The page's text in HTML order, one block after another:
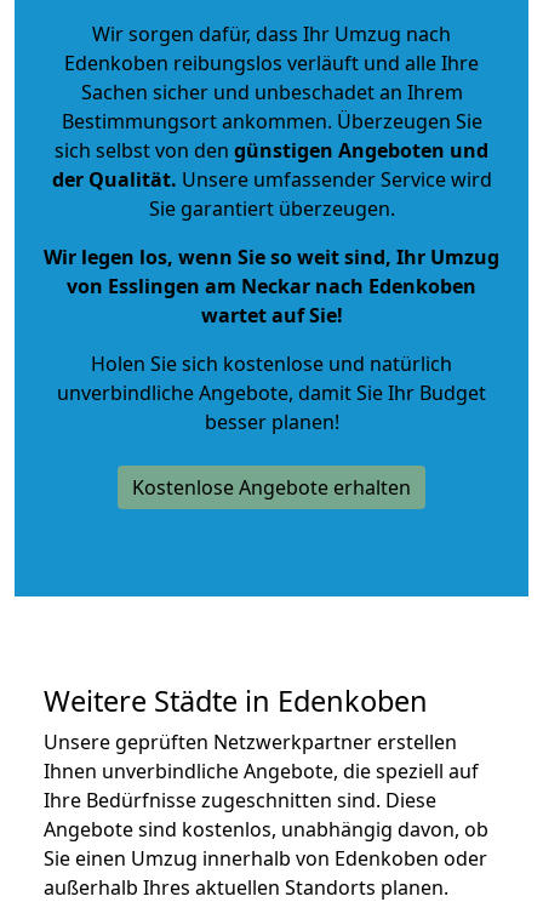
Wir sorgen dafür, dass Ihr Umzug nach
Edenkoben reibungslos verläuft und alle Ihre
Sachen sicher und unbeschadet an Ihrem
Bestimmungsort ankommen. Überzeugen Sie
sich selbst von den günstigen Angeboten und
der Qualität. Unsere umfassender Service wird
Sie garantiert überzeugen.
Wir legen los, wenn Sie so weit sind, Ihr Umzug
von Esslingen am Neckar nach Edenkoben
wartet auf Sie!
Holen Sie sich kostenlose und natürlich
unverbindliche Angebote, damit Sie Ihr Budget
besser planen!
Kostenlose Angebote erhalten
Weitere Städte in Edenkoben
Unsere geprüften Netzwerkpartner erstellen
Ihnen unverbindliche Angebote, die speziell auf
Ihre Bedürfnisse zugeschnitten sind. Diese
Angebote sind kostenlos, unabhängig davon, ob
Sie einen Umzug innerhalb von Edenkoben oder
außerhalb Ihres aktuellen Standorts planen.